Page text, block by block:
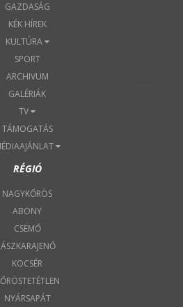
GAZDASÁG
KÉK HÍREK
KULTÚRA
SPORT
ARCHIVUM
GALÉRIÁK
TV
TÁMOGATÁS
RÉGIÓ
NAGYKŐRÖS
ABONY
CSEMŐ
JÁSZKARAJENŐ
KOCSÉR
NYÁRSAPÁT